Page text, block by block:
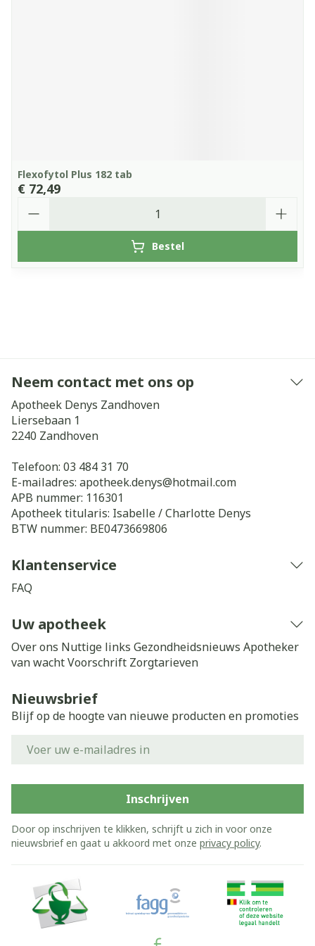
Flexofytol Plus 182 tab
€ 72,49
Bestel
Neem contact met ons op
Apotheek Denys Zandhoven
Liersebaan 1
2240 Zandhoven
Telefoon: 03 484 31 70
E-mailadres: apotheek.denys@hotmail.com
APB nummer: 116301
Apotheek titularis: Isabelle / Charlotte Denys
BTW nummer: BE0473669806
Klantenservice
FAQ
Uw apotheek
Over ons Nuttige links Gezondheidsnieuws Apotheker
van wachtVoorschrift Zorgtarieven
Nieuwsbrief
Blijf op de hoogte van nieuwe producten en promoties
Inschrijven
Door op inschrijven te klikken, schrijft u zich in voor onze
nieuwsbrief en gaat u akkoord met onze privacy policy.